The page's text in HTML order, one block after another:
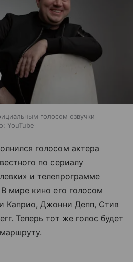
голосом озвучки
YouTube
голосом актера
по сериалу
и телепрограмме
мире кино его голосом
Каприо, Джонни Депп, Стив
Теперь тот же голос будет